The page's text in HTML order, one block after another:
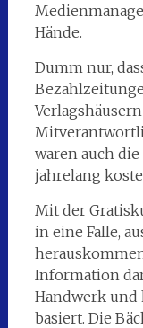
Hände.
Dumm nur,
waren auch
jahrelang
Mit der
in eine Falle,
Information
Handwerk
basiert. Die